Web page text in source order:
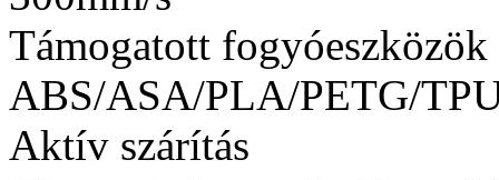
Támogatott fogyóeszközök
ABS/ASA/PLA/PETG/
Aktív szárítás